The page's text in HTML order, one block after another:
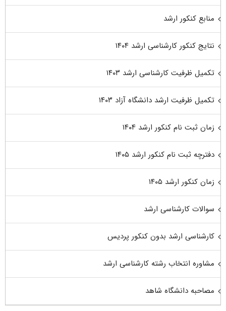
منابع کنکور ارشد
نتایج کنکور کارشناسی ارشد ۱۴۰۴
تکمیل ظرفیت کارشناسی ارشد ۱۴۰۳
تکمیل ظرفیت ارشد دانشگاه آزاد ۱۴۰۳
زمان ثبت نام کنکور ارشد ۱۴۰۴
دفترچه ثبت نام کنکور ارشد ۱۴۰۵
زمان کنکور ارشد ۱۴۰۵
سوالات کارشناسی ارشد
کارشناسی ارشد بدون کنکور پردیس
مشاوره انتخاب رشته کارشناسی ارشد
مصاحبه دانشگاه شاهد